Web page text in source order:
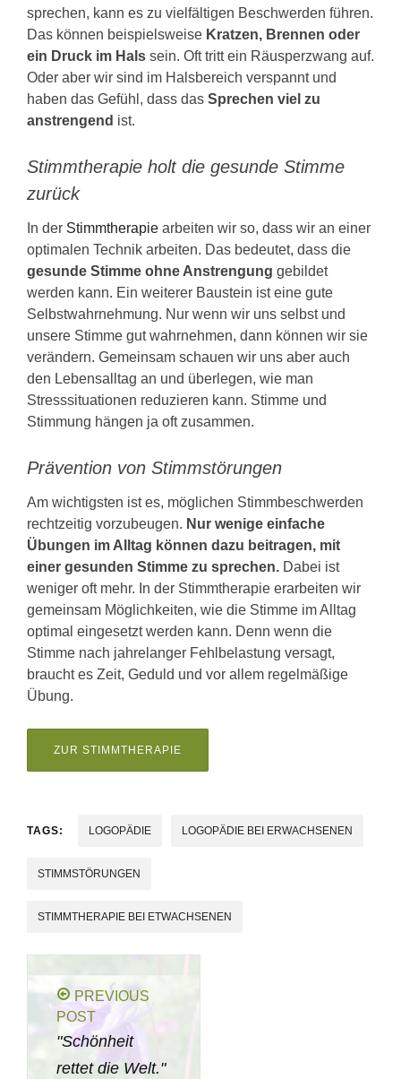
sprechen, kann es zu vielfältigen Beschwerden führen.
Das können beispielsweise Kratzen, Brennen oder
ein Druck im Hals sein. Oft tritt ein Räusperzwang auf.
Oder aber wir sind im Halsbereich verspannt und
haben das Gefühl, dass das Sprechen viel zu
anstrengend ist.
Stimmtherapie holt die gesunde Stimme
zurück
In der Stimmtherapie arbeiten wir so, dass wir an einer
optimalen Technik arbeiten. Das bedeutet, dass die
gesunde Stimme ohne Anstrengung gebildet
werden kann. Ein weiterer Baustein ist eine gute
Selbstwahrnehmung. Nur wenn wir uns selbst und
unsere Stimme gut wahrnehmen, dann können wir sie
verändern. Gemeinsam schauen wir uns aber auch
den Lebensalltag an und überlegen, wie man
Stresssituationen reduzieren kann. Stimme und
Stimmung hängen ja oft zusammen.
Prävention von Stimmstörungen
Am wichtigsten ist es, möglichen Stimmbeschwerden
rechtzeitig vorzubeugen. Nur wenige einfache
Übungen im Alltag können dazu beitragen, mit
einer gesunden Stimme zu sprechen. Dabei ist
weniger oft mehr. In der Stimmtherapie erarbeiten wir
gemeinsam Möglichkeiten, wie die Stimme im Alltag
optimal eingesetzt werden kann. Denn wenn die
Stimme nach jahrelanger Fehlbelastung versagt,
braucht es Zeit, Geduld und vor allem regelmäßige
Übung.
ZUR STIMMTHERAPIE
TAGS: LOGOPÄDIE LOGOPÄDIE BEI ERWACHSENEN
STIMMSTÖRUNGEN
STIMMTHERAPIE BEI ETWACHSENEN
PREVIOUS
POST
"Schönheit
rettet die Welt."